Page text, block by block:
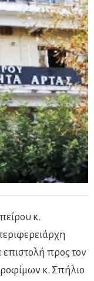
κ.
προς τον
κ. Σπήλιο